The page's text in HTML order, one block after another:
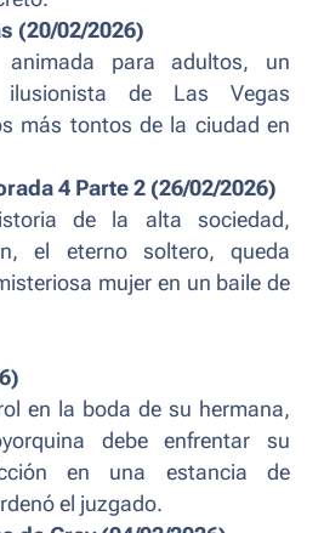
(20/02/2026)
animada para adultos, un
de Las Vegas
más tontos de la ciudad en
4 Parte 2 (26/02/2026)
de la alta sociedad,
el eterno soltero, queda
mujer en un baile de
en la boda de su hermana,
debe enfrentar su
en una estancia de
el juzgado.